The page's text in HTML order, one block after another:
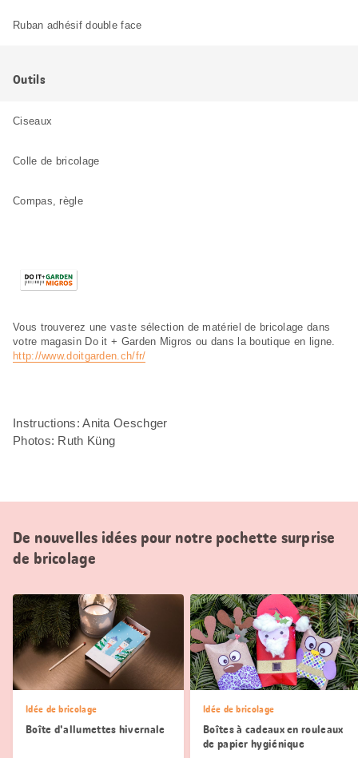
Ruban adhésif double face
Outils
Ciseaux
Colle de bricolage
Compas, règle
Vous trouverez une vaste sélection de matériel de bricolage dans
votre magasin Do it + Garden Migros ou dans la boutique en ligne.
http://www.doitgarden.ch/fr/
Instructions: Anita Oeschger
Photos: Ruth Küng
De nouvelles idées pour notre pochette surprise
de bricolage
Idée de bricolage
Boîte d'allumettes hivernale
Idée de bricolage
Boîtes à cadeaux en rouleaux
de papier hygiénique